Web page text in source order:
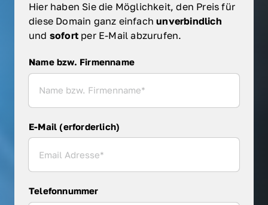
Hier haben Sie die Möglichkeit, den Preis für
diese Domain ganz einfach
und sofort per E-Mail abzurufen.
Name bzw. Firmenname
Name bzw. Firmenname
E-Mail (erforderlich)
Telefonnummer